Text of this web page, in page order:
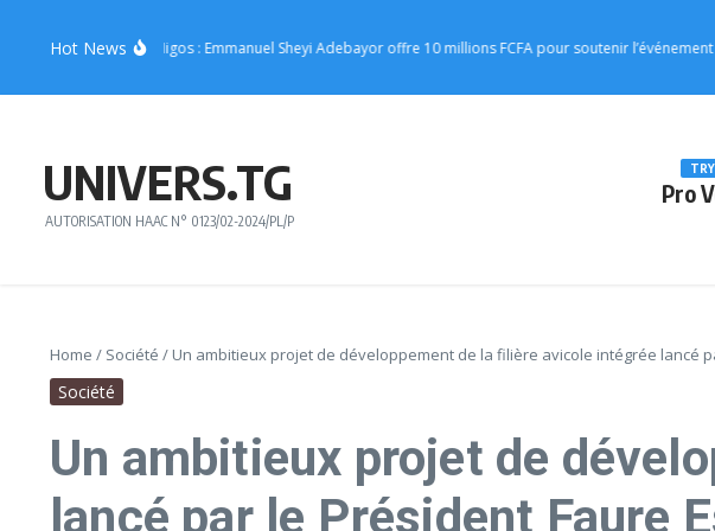
Hot News
de Joachin Migos : Emmanuel Sheyi Adebayor offre 10 millions FCFA pour soutenir l’événement Foire
UNIVERS.TG
AUTORISATION HAAC N° 0123/02-2024/PL/P
Pro
Home / Société / Un ambitieux projet de développement de la filière avicole intégrée lancé
Société
Un ambitieux projet de
lancé par le Président Faure